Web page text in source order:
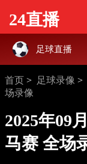
24直播
足球直播
首页 > 足球录像 >
场录像
2025年09
马赛 全场